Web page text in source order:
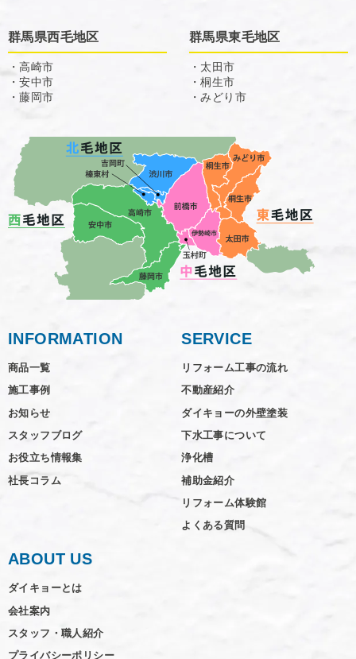
群馬県西毛地区
・高崎市
・安中市
・藤岡市
群馬県東毛地区
・太田市
・桐生市
・みどり市
INFORMATION
商品一覧
施工事例
お知らせ
スタッフブログ
お役立ち情報集
社長コラム
SERVICE
リフォーム工事の流れ
不動産紹介
ダイキョーの外壁塗装
下水工事について
浄化槽
補助金紹介
リフォーム体験館
よくある質問
ABOUT US
ダイキョーとは
会社案内
スタッフ・職人紹介
プライバシーポリシー